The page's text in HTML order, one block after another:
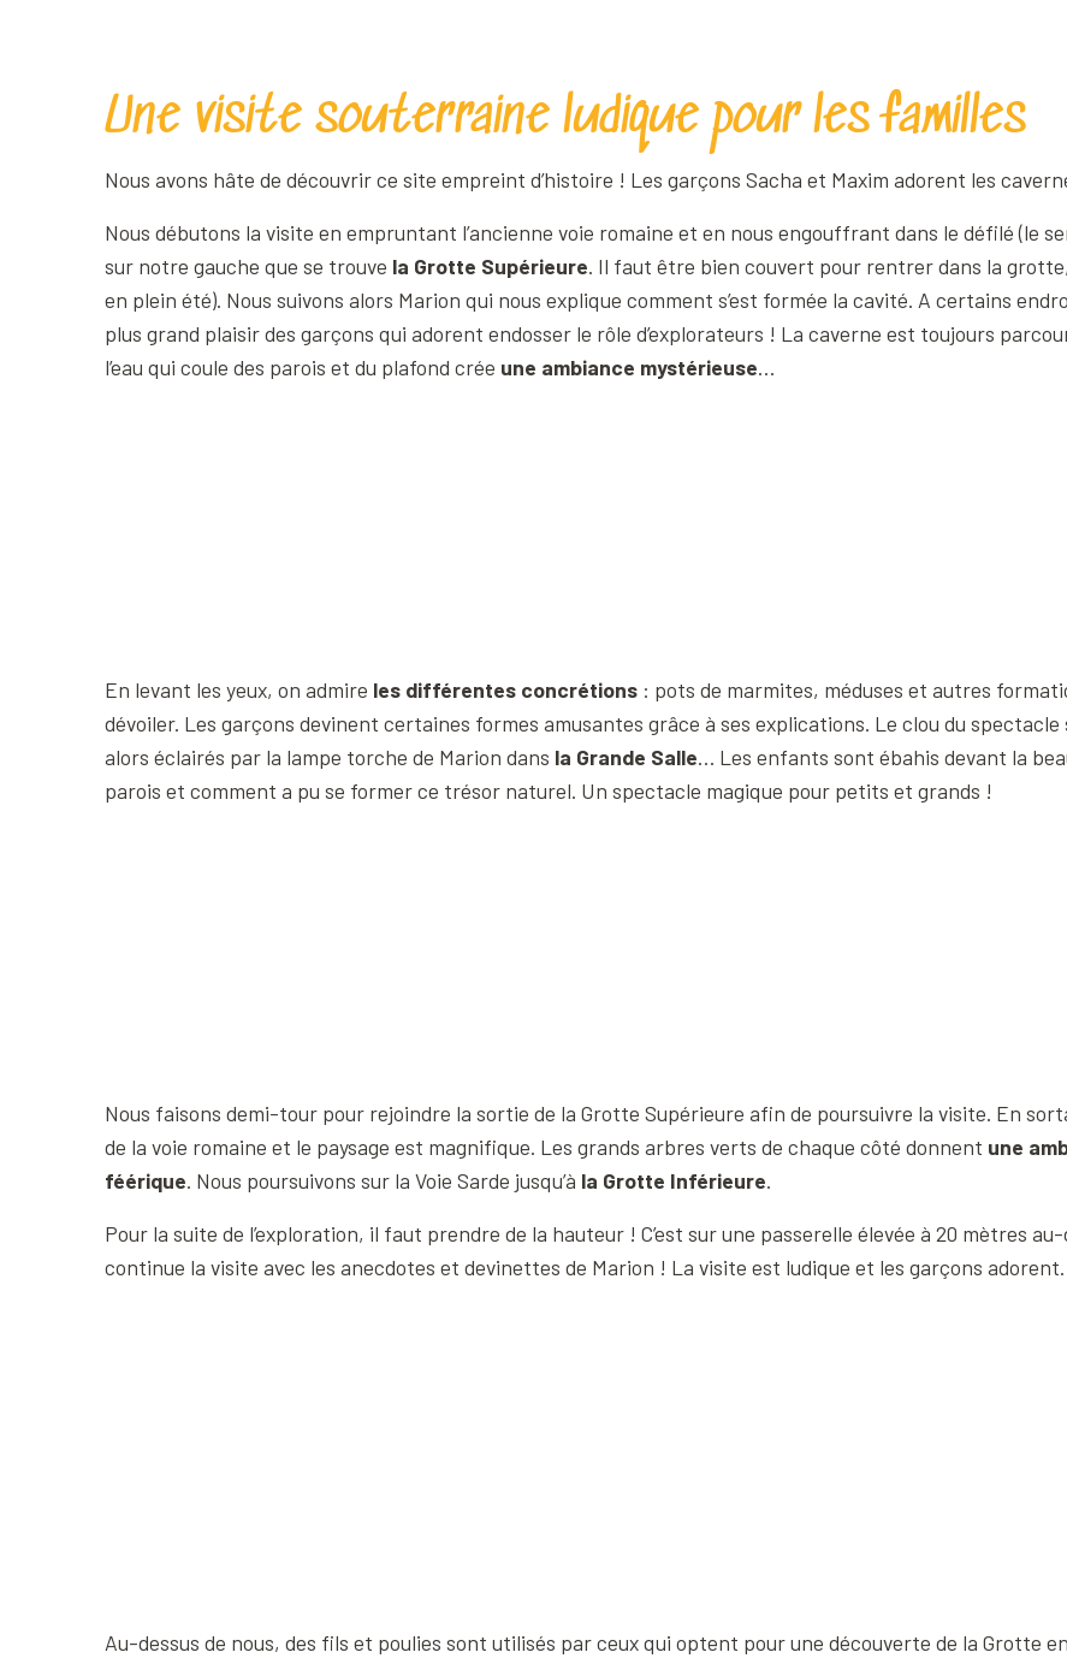
Une visite souterraine ludique pour les familles
Nous avons hâte de découvrir ce site empreint d’histoire ! Les garçons Sacha et Maxim adorent les
Nous débutons la visite en empruntant l’ancienne voie romaine et en nous engouffrant dans le défilé (le
sur notre gauche que se trouve la Grotte Supérieure. Il faut être bien couvert pour rentrer dans la
en plein été). Nous suivons alors Marion qui nous explique comment s’est formée la cavité. A certains
plus grand plaisir des garçons qui adorent endosser le rôle d’explorateurs ! La caverne est toujours
l’eau qui coule des parois et du plafond crée une ambiance mystérieuse…
En levant les yeux, on admire les différentes concrétions : pots de marmites, méduses et autres
dévoiler. Les garçons devinent certaines formes amusantes grâce à ses explications. Le clou du
alors éclairés par la lampe torche de Marion dans la Grande Salle… Les enfants sont ébahis devant la
parois et comment a pu se former ce trésor naturel. Un spectacle magique pour petits et grands !
Nous faisons demi-tour pour rejoindre la sortie de la Grotte Supérieure afin de poursuivre la visite. En
de la voie romaine et le paysage est magnifique. Les grands arbres verts de chaque côté donnent une
féérique. Nous poursuivons sur la Voie Sarde jusqu’à la Grotte Inférieure.
Pour la suite de l’exploration, il faut prendre de la hauteur ! C’est sur une passerelle élevée à 20 mètres
continue la visite avec les anecdotes et devinettes de Marion ! La visite est ludique et les garçons adorent.
Au-dessus de nous, des fils et poulies sont utilisés par ceux qui optent pour une découverte de la Grotte en